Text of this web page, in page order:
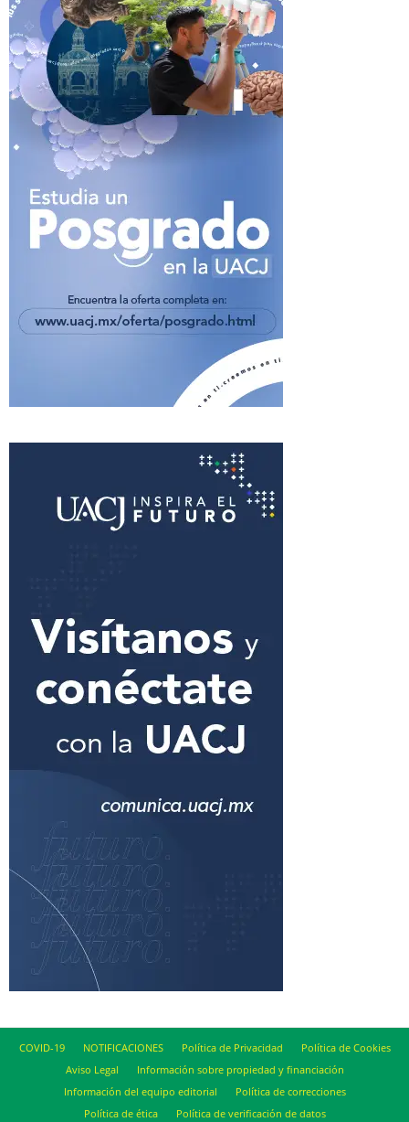
COVID-19 NOTIFICACIONES Política de Privacidad
Política de Cookies
Aviso Legal
Información sobre propiedad y financiación
Información del equipo editorial
Política de correcciones
Política de ética
Política de verificación de datos